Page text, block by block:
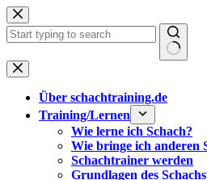
Zum
Inhalt
springen
Keine
Ergebnisse
Über schachtraining.de
Training/Lernen
Wie lerne ich Schach?
Wie bringe ich anderen
Schachtrainer werden
Grundlagen des